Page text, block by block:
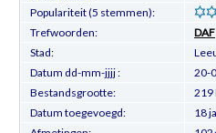
Populariteit (5 stemmen):
Trefwoorden:
DAF
Stad:
Datum dd-mm-jjjj :
20-
Bestandsgrootte:
219
Datum toegevoegd:
18